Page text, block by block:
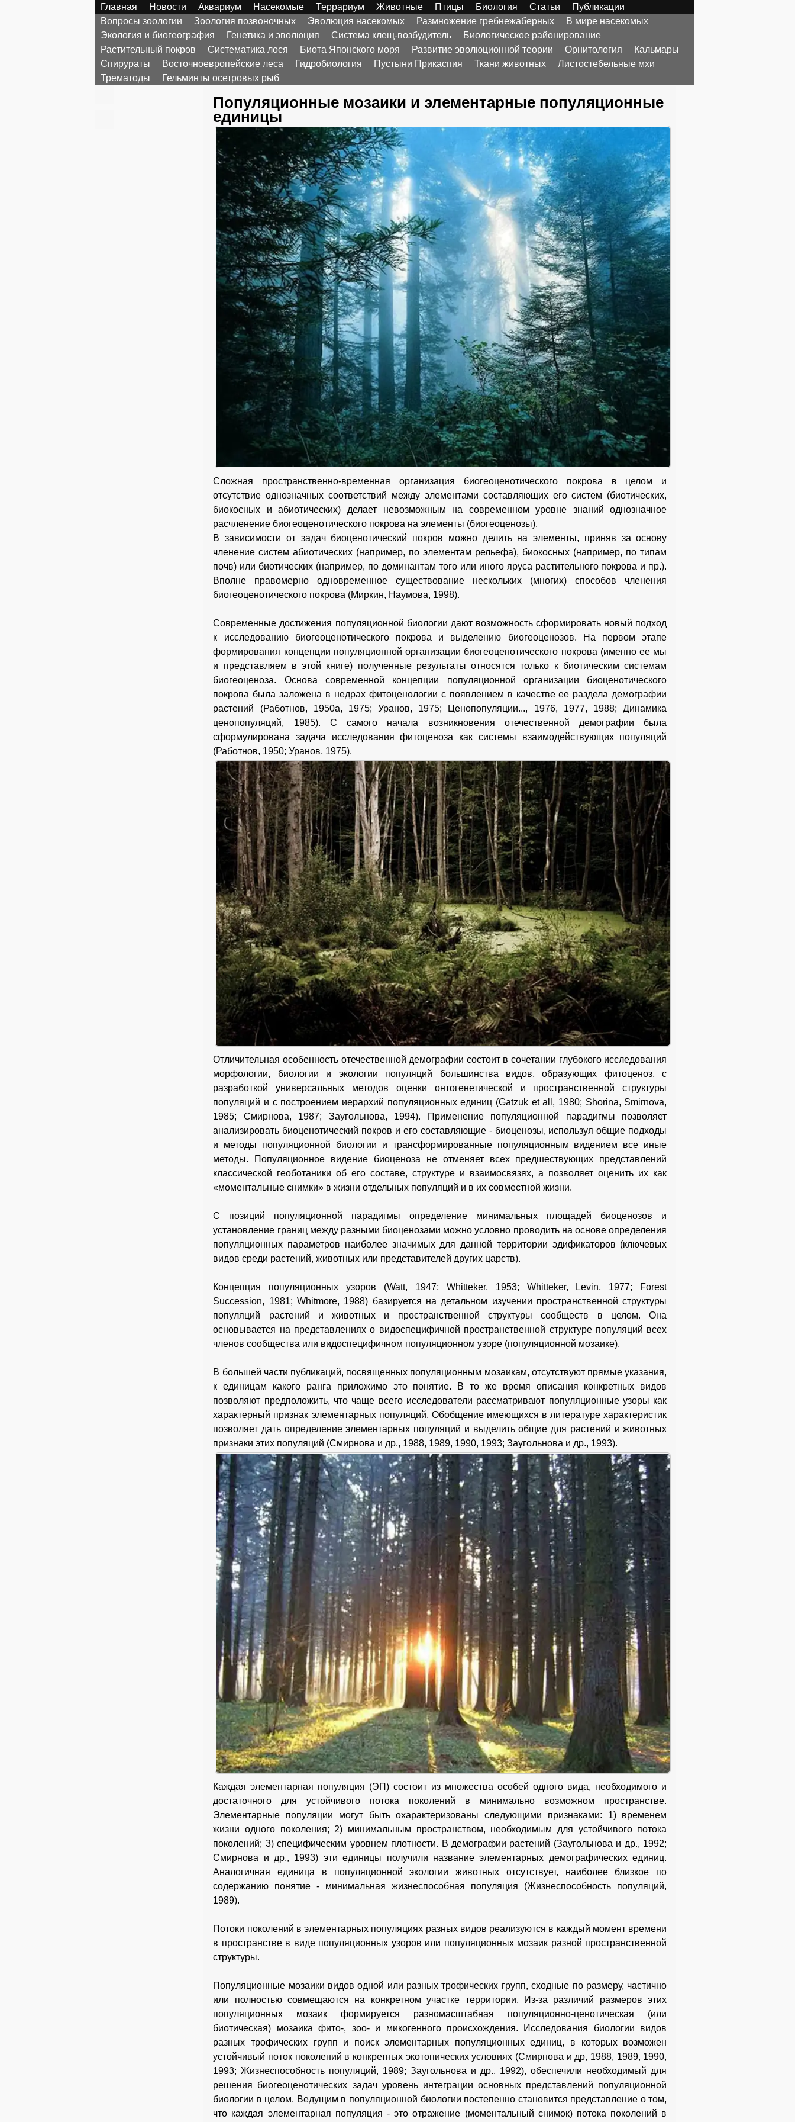
Главная Новости Аквариум Насекомые Террариум Животные Птицы Биология Статьи
Публикации
Вопросы зоологии
Зоология позвоночных Эволюция насекомых Размножение гребнежаберных
В мире насекомых
Экология и биогеография
Генетика и эволюция Система клещ-возбудитель
Биологическое районирование
Растительный покров
Систематика лося Биота Японского моря Развитие эволюционной теории Орнитология
Кальмары
Спирураты
Восточноевропейские леса Гидробиология Пустыни Прикаспия Ткани животных
Листостебельные мхи
Трематоды
Гельминты осетровых рыб
Популяционные мозаики и элементарные популяционные
единицы
Сложная пространственно-временная организация биогеоценотического покрова в целом и
отсутствие однозначных соответствий между элементами составляющих его систем (биотических,
биокосных и абиотических) делает невозможным на современном уровне знаний однозначное
расчленение биогеоценотического покрова на элементы (биогеоценозы).
В зависимости от задач биоценотический покров можно делить на элементы, приняв за основу
членение систем абиотических (например, по элементам рельефа), биокосных (например, по типам
почв) или биотических (например, по доминантам того или иного яруса растительного покрова и пр.).
Вполне правомерно одновременное существование нескольких (многих) способов членения
биогеоценотического покрова (Миркин, Наумова, 1998).
Современные достижения популяционной биологии дают возможность сформировать новый подход
к исследованию биогеоценотического покрова и выделению биогеоценозов. На первом этапе
формирования концепции популяционной организации биогеоценотического покрова (именно ее мы
и представляем в этой книге) полученные результаты относятся только к биотическим системам
биогеоценоза. Основа современной концепции популяционной организации биоценотического
покрова была заложена в недрах фитоценологии с появлением в качестве ее раздела демографии
растений (Работнов, 1950а, 1975; Уранов, 1975; Ценопопуляции..., 1976, 1977, 1988; Динамика
ценопопуляций, 1985). С самого начала возникновения отечественной демографии была
сформулирована задача исследования фитоценоза как системы взаимодействующих популяций
(Работнов, 1950; Уранов, 1975).
Отличительная особенность отечественной демографии состоит в сочетании глубокого исследования
морфологии, биологии и экологии популяций большинства видов, образующих фитоценоз, с
разработкой универсальных методов оценки онтогенетической и пространственной структуры
популяций и с построением иерархий популяционных единиц (Gatzuk et all, 1980; Shorina, Smirnova,
1985; Смирнова, 1987; Заугольнова, 1994). Применение популяционной парадигмы позволяет
анализировать биоценотический покров и его составляющие - биоценозы, используя общие подходы
и методы популяционной биологии и трансформированные популяционным видением все иные
методы. Популяционное видение биоценоза не отменяет всех предшествующих представлений
классической геоботаники об его составе, структуре и взаимосвязях, а позволяет оценить их как
«моментальные снимки» в жизни отдельных популяций и в их совместной жизни.
С позиций популяционной парадигмы определение минимальных площадей биоценозов и
установление границ между разными биоценозами можно условно проводить на основе определения
популяционных параметров наиболее значимых для данной территории эдификаторов (ключевых
видов среди растений, животных или представителей других царств).
Концепция популяционных узоров (Watt, 1947; Whitteker, 1953; Whitteker, Levin, 1977; Forest
Succession, 1981; Whitmore, 1988) базируется на детальном изучении пространственной структуры
популяций растений и животных и пространственной структуры сообществ в целом. Она
основывается на представлениях о видоспецифичной пространственной структуре популяций всех
членов сообщества или видоспецифичном популяционном узоре (популяционной мозаике).
В большей части публикаций, посвященных популяционным мозаикам, отсутствуют прямые указания,
к единицам какого ранга приложимо это понятие. В то же время описания конкретных видов
позволяют предположить, что чаще всего исследователи рассматривают популяционные узоры как
характерный признак элементарных популяций. Обобщение имеющихся в литературе характеристик
позволяет дать определение элементарных популяций и выделить общие для растений и животных
признаки этих популяций (Смирнова и др., 1988, 1989, 1990, 1993; Заугольнова и др., 1993).
Каждая элементарная популяция (ЭП) состоит из множества особей одного вида, необходимого и
достаточного для устойчивого потока поколений в минимально возможном пространстве.
Элементарные популяции могут быть охарактеризованы следующими признаками: 1) временем
жизни одного поколения; 2) минимальным пространством, необходимым для устойчивого потока
поколений; 3) специфическим уровнем плотности. В демографии растений (Заугольнова и др., 1992;
Смирнова и др., 1993) эти единицы получили название элементарных демографических единиц.
Аналогичная единица в популяционной экологии животных отсутствует, наиболее близкое по
содержанию понятие - минимальная жизнеспособная популяция (Жизнеспособность популяций,
1989).
Потоки поколений в элементарных популяциях разных видов реализуются в каждый момент времени
в пространстве в виде популяционных узоров или популяционных мозаик разной пространственной
структуры.
Популяционные мозаики видов одной или разных трофических групп, сходные по размеру, частично
или полностью совмещаются на конкретном участке территории. Из-за различий размеров этих
популяционных мозаик формируется разномасштабная популяционно-ценотическая (или
биотическая) мозаика фито-, зоо- и микогенного происхождения. Исследования биологии видов
разных трофических групп и поиск элементарных популяционных единиц, в которых возможен
устойчивый поток поколений в конкретных экотопических условиях (Смирнова и др, 1988, 1989, 1990,
1993; Жизнеспособность популяций, 1989; Заугольнова и др., 1992), обеспечили необходимый для
решения биогеоценотических задач уровень интеграции основных представлений популяционной
биологии в целом. Ведущим в популяционной биологии постепенно становится представление о том,
что каждая элементарная популяция - это отражение (моментальный снимок) потока поколений в